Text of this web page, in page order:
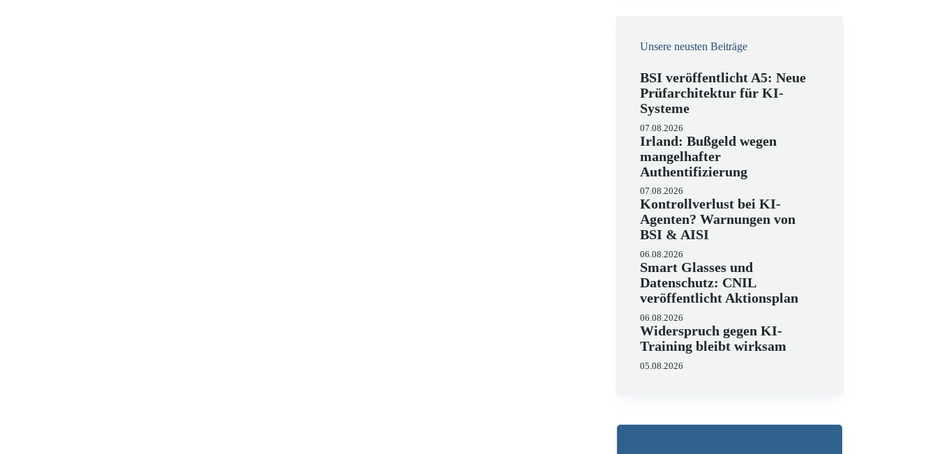
Unsere neusten Beiträge
BSI veröffentlicht A5: Neue
Prüfarchitektur für KI-
Systeme
07.08.2026
Irland: Bußgeld wegen
mangelhafter
Authentifizierung
07.08.2026
Kontrollverlust bei KI-
Agenten? Warnungen von
BSI & AISI
06.08.2026
Smart Glasses und
Datenschutz: CNIL
veröffentlicht Aktionsplan
06.08.2026
Widerspruch gegen KI-
Training bleibt wirksam
05.08.2026